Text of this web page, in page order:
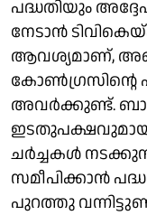
പദ്ധതിയും
നേടാൻ
ആവശ്യമാണ്,
കോൺഗ്രസിന്റെ
അവർക്കുണ്ട്.
ഇടതുപക്ഷവുമായും
ചർച്ചകൾ
സമീപിക്കാൻ
പുറത്തു